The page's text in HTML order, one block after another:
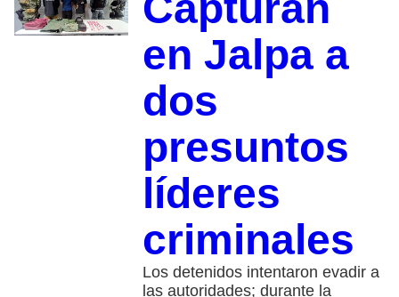
en Jalpa a
dos
presuntos
líderes
criminales
Los detenidos intentaron evadir a
las autoridades; durante la